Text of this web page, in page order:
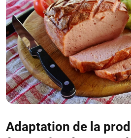
Adaptation de la